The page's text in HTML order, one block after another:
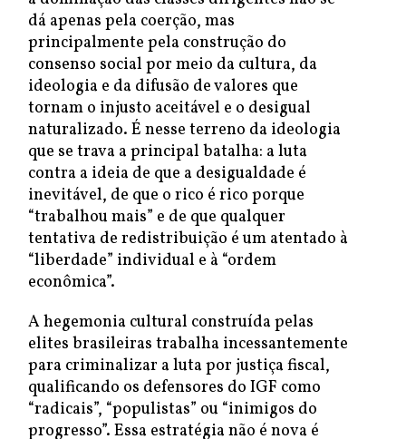
dá apenas pela coerção, mas
principalmente pela construção do
consenso social por meio da cultura, da
ideologia e da difusão de valores que
tornam o injusto aceitável e o desigual
naturalizado. É nesse terreno da ideologia
que se trava a principal batalha: a luta
contra a ideia de que a desigualdade é
inevitável, de que o rico é rico porque
“trabalhou mais” e de que qualquer
tentativa de redistribuição é um atentado à
“liberdade” individual e à “ordem
econômica”.
A hegemonia cultural construída pelas
elites brasileiras trabalha incessantemente
para criminalizar a luta por justiça fiscal,
qualificando os defensores do IGF como
“radicais”, “populistas” ou “inimigos do
progresso”. Essa estratégia não é nova é